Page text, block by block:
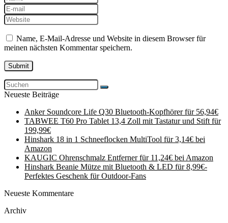
Name, E-Mail-Adresse und Website in diesem Browser für
meinen nächsten Kommentar speichern.
Neueste Beiträge
Anker Soundcore Life Q30 Bluetooth-Kopfhörer für 56,94€
TABWEE T60 Pro Tablet 13,4 Zoll mit Tastatur und Stift für
199,99€
Hinshark 18 in 1 Schneeflocken MultiTool für 3,14€ bei
Amazon
KAUGIC Ohrenschmalz Entferner für 11,24€ bei Amazon
Hinshark Beanie Mütze mit Bluetooth & LED für 8,99€-
Perfektes Geschenk für Outdoor-Fans
Neueste Kommentare
Archiv